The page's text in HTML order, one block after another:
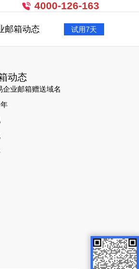
4000-126-163
邮箱动态 试用7天
动态
业邮箱赠送域名